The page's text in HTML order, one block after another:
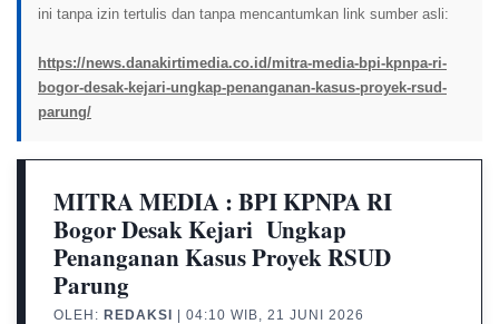
ini tanpa izin tertulis dan tanpa mencantumkan link sumber asli:
https://news.danakirtimedia.co.id/mitra-media-bpi-kpnpa-ri-
bogor-desak-kejari-ungkap-penanganan-kasus-proyek-rsud-
parung/
MITRA MEDIA : BPI KPNPA RI
Bogor Desak Kejari Ungkap
Penanganan Kasus Proyek RSUD
Parung
OLEH: REDAKSI | 04:10 WIB, 21 JUNI 2026